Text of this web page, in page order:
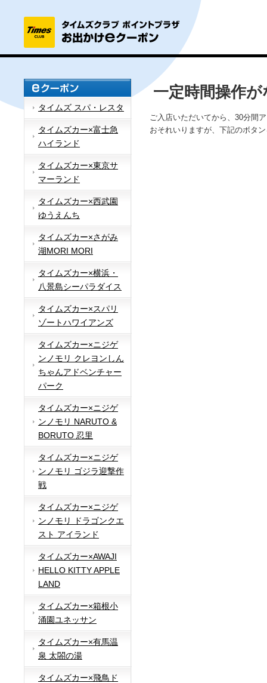
タイムズ スパ・レスタ
タイムズカー×富士急
ハイランド
タイムズカー×東京サ
マーランド
タイムズカー×西武園
ゆうえんち
タイムズカー×さがみ
湖MORI MORI
タイムズカー×横浜・
八景島シーパラダイス
タイムズカー×スパリ
ゾートハワイアンズ
タイムズカー×ニジゲ
ンノモリ クレヨンしん
ちゃんアドベンチャー
パーク
タイムズカー×ニジゲ
ンノモリ NARUTO &
BORUTO 忍里
タイムズカー×ニジゲ
ンノモリ ゴジラ迎撃作
戦
タイムズカー×ニジゲ
ンノモリ ドラゴンクエ
スト アイランド
タイムズカー×AWAJI
HELLO KITTY APPLE
LAND
タイムズカー×箱根小
涌園ユネッサン
タイムズカー×有馬温
泉 太閤の湯
タイムズカー×飛鳥ド
一定時間操作
ご入店いただいてから、30分間
おそれいりますが、下記のボタ